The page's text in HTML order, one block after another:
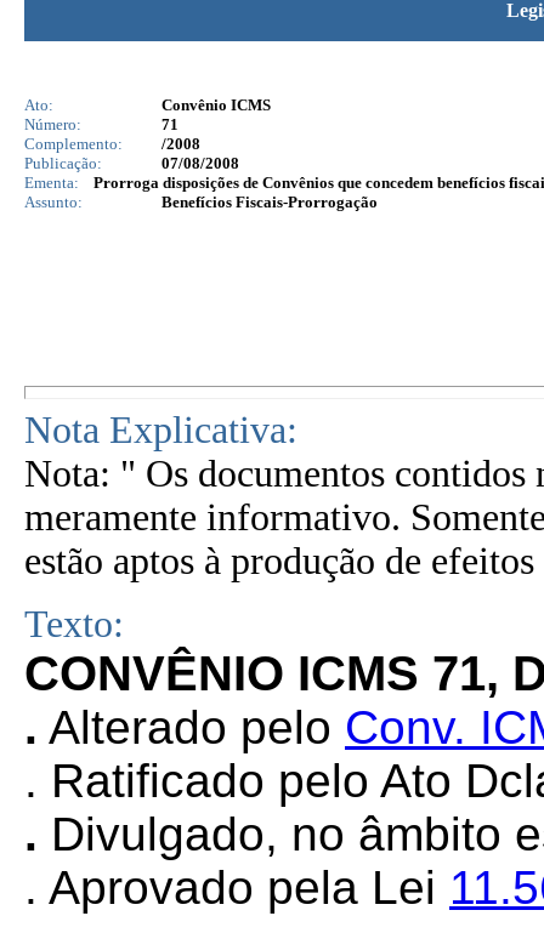
Ato:
Convênio ICMS
Número:
71
Complemento:
/2008
Publicação:
07/08/2008
Ementa:
Prorroga disposições de Convênios que concedem benefícios
Assunto:
Benefícios Fiscais-Prorrogação
Nota Explicativa:
Nota: " Os documentos contidos
meramente informativo.
estão aptos à produção de
Texto:
CONVÊNIO ICMS 71,
. Alterado pelo Conv.
. Ratificado pelo Ato
. Divulgado, no âmbito
. Aprovado pela Lei